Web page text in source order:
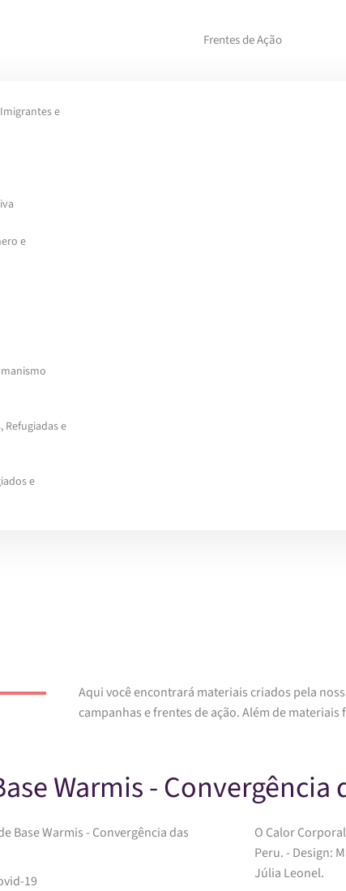
Frentes de Ação
e
e
Refugiadas e
e
Aqui você encontrará materiais criados pela
campanhas e frentes de ação. Além de
Warmis - Convergência
Base Warmis - Convergência das
19
O Calor
Peru. - Design: Mayra Presotto. Ilustrações: Mayra Presotto, Nathalie Machado Cunha e
Júlia Leonel.